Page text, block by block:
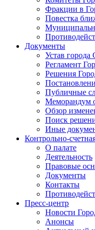
Фракции в
Повестка
Документы
Устав города
Регламент
Решения
Публичные
Меморандум
Обзор
Поиск
Иные
Контрольно-
О палате
Деятельность
Правовые
Документы
Контакты
Пресс-центр
Новости
Анонсы